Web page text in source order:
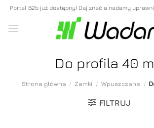
Skip
content
Portal B2b już dostępny! Daj znać a nadamy
Do profila 40
Strona główna / Zamki / Wpuszczane /
FILTRUJ